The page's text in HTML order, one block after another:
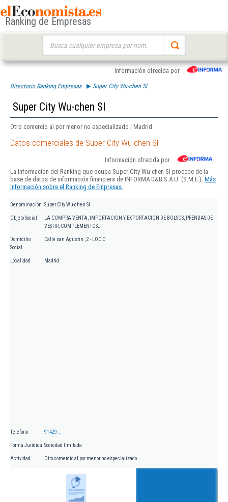
Ranking de Empresas
Información ofrecida por
Directorio Ranking Empresas Super City Wu-chen Sl
Super City Wu-chen Sl
Otro comercio al por menor no especializado | Madrid
Datos comerciales de Super City Wu-chen Sl
Información ofrecida por
La información del Ranking que ocupa Super City Wu-chen Sl procede de la
base de datos de información financiera de INFORMA D&B S.A.U. (S.M.E.). Más
información sobre el Ranking de Empresas.
Denominación Super City Wu-chen Sl
Objeto Social
LA COMPRA VENTA, IMPORTACION Y EXPORTACION DE BOLSOS, PRENDAS DE
VESTIR, COMPLEMENTOS;.
Domicilio
Social
Calle san Agustin , 2 - LOC C
Localidad Madrid
Teléfono 91429...
Forma Jurídica Sociedad limitada
Actividad Otro comercio al por menor no especializado